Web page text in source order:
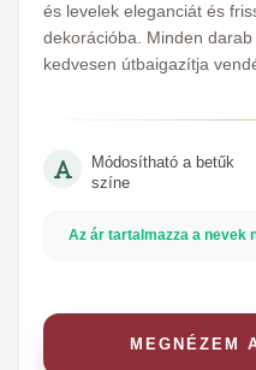
és levelek eleganciát és
dekorációba. Minden
kedvesen útbaigazítja
Módosítható a betűk
színe
Az ár tartalmazza a nevek
MEGNÉZEM